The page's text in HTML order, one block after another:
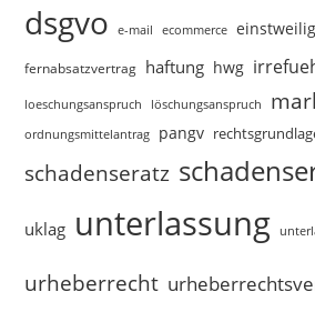
dsgvo e-mail ecommerce
fernabsatzvertrag haftung hwg
loeschungsanspruch löschungsanspruch
ordnungsmittelantrag pangv
schadenseratz
uklag unterlassung
urheberrecht